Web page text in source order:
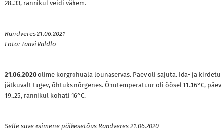
28..33, rannikul veidi vähem.
Randveres 21.06.2021
Foto: Taavi Valdlo
21.06.2020 olime kõrgrõhuala lõunaservas. Päev oli sajuta. Ida- ja
jätkuvalt tugev, õhtuks nõrgenes. Õhutemperatuur oli öösel 11..16°C,
19..25, rannikul kohati 16°C.
Selle suve esimene päikesetõus Randveres 21.06.2020